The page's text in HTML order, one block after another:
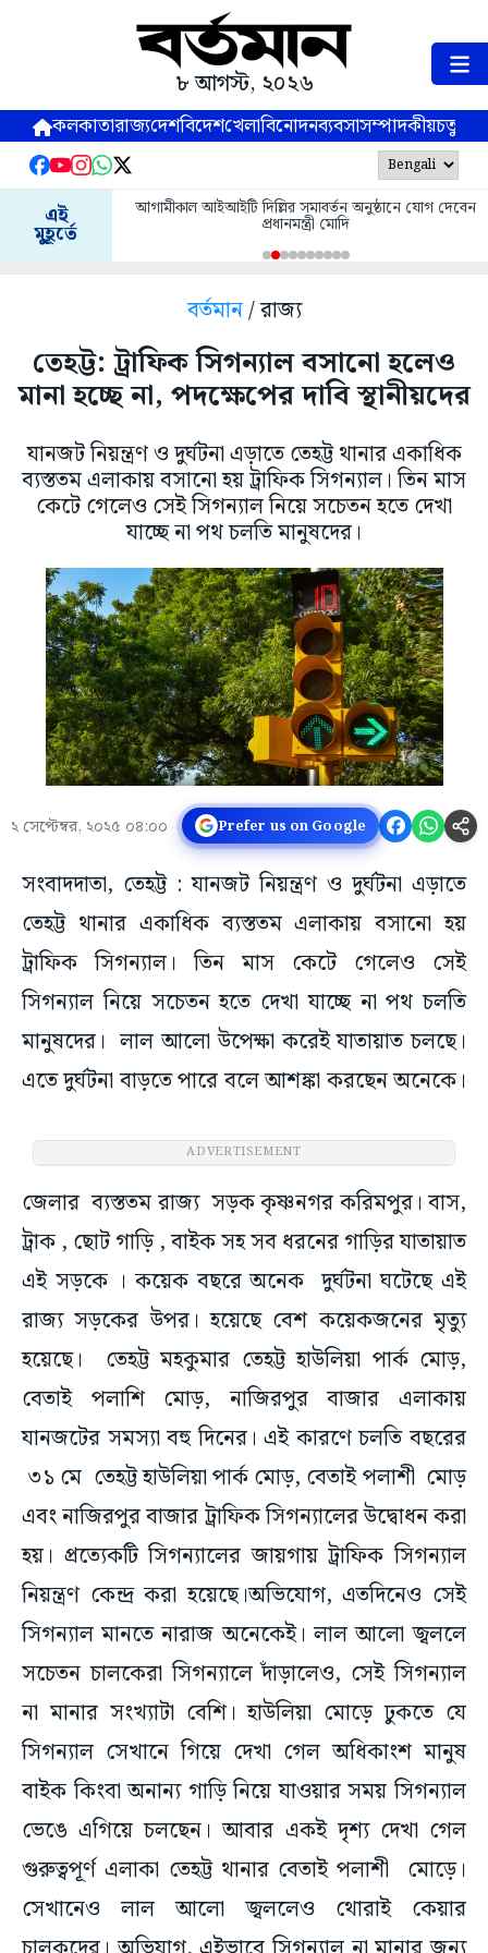
৮ আগস্ট, ২০২৬
কলকাতারাজ্যদেশবিদেশখেলাবিনোদনব্যবসাসম্পাদকীয়
এই
মুহূর্তে
আগামীকাল আইআইটি দিল্লির সমাবর্তন অনুষ্ঠানে যোগ দেবেন
প্রধানমন্ত্রী মোদি
বর্তমান/ রাজ্য
তেহট্ট: ট্রাফিক সিগন্যাল বসানো হলেও
মানা হচ্ছে না, পদক্ষেপের দাবি স্থানীয়দের
যানজট নিয়ন্ত্রণ ও দুর্ঘটনা এড়াতে তেহট্ট থানার একাধিক
ব্যস্ততম এলাকায় বসানো হয় ট্রাফিক সিগন্যাল। তিন মাস
কেটে গেলেও সেই সিগন্যাল নিয়ে সচেতন হতে দেখা
যাচ্ছে না পথ চলতি মানুষদের।
২ সেপ্টেম্বর, ২০২৫ ০৪:০০ Prefer us on Google
সংবাদদাতা, তেহট্ট : যানজট নিয়ন্ত্রণ ও দুর্ঘটনা এড়াতে
তেহট্ট থানার একাধিক ব্যস্ততম এলাকায় বসানো হয়
ট্রাফিক সিগন্যাল। তিন মাস কেটে গেলেও সেই
সিগন্যাল নিয়ে সচেতন হতে দেখা যাচ্ছে না পথ চলতি
মানুষদের। লাল আলো উপেক্ষা করেই যাতায়াত চলছে।
এতে দুর্ঘটনা বাড়তে পারে বলে আশঙ্কা করছেন অনেকে।
জেলার ব্যস্ততম রাজ্য সড়ক কৃষ্ণনগর করিমপুর। বাস,
ট্রাক , ছোট গাড়ি , বাইক সহ সব ধরনের গাড়ির যাতায়াত
এই সড়কে । কয়েক বছরে অনেক দুর্ঘটনা ঘটেছে এই
রাজ্য সড়কের উপর। হয়েছে বেশ কয়েকজনের মৃত্যু
হয়েছে। তেহট্ট মহকুমার তেহট্ট হাউলিয়া পার্ক মোড়,
বেতাই পলাশি মোড়, নাজিরপুর বাজার এলাকায়
যানজটের সমস্যা বহু দিনের। এই কারণে চলতি বছরের
৩১ মে তেহট্ট হাউলিয়া পার্ক মোড়, বেতাই পলাশী মোড়
এবং নাজিরপুর বাজার ট্রাফিক সিগন্যালের উদ্বোধন করা
হয়। প্রত্যেকটি সিগন্যালের জায়গায় ট্রাফিক সিগন্যাল
নিয়ন্ত্রণ কেন্দ্র করা হয়েছে।অভিযোগ, এতদিনেও সেই
সিগন্যাল মানতে নারাজ অনেকেই। লাল আলো জ্বললে
সচেতন চালকেরা সিগন্যালে দাঁড়ালেও, সেই সিগন্যাল
না মানার সংখ্যাটা বেশি। হাউলিয়া মোড়ে ঢুকতে যে
সিগন্যাল সেখানে গিয়ে দেখা গেল অধিকাংশ মানুষ
বাইক কিংবা অনান্য গাড়ি নিয়ে যাওয়ার সময় সিগন্যাল
ভেঙে এগিয়ে চলছেন। আবার একই দৃশ্য দেখা গেল
গুরুত্বপূর্ণ এলাকা তেহট্ট থানার বেতাই পলাশী মোড়ে।
সেখানেও লাল আলো জ্বললেও থোরাই কেয়ার
চালকদের। অভিযাগ, এইভাবে সিগন্যাল না মানার জন্য
রাজ্য সড়কের বিভিন্ন জায়গায় যানজট তৈরি হচ্ছে।